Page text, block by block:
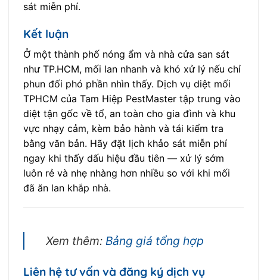
sát miễn phí.
Kết luận
Ở một thành phố nóng ẩm và nhà cửa san sát
như TP.HCM, mối lan nhanh và khó xử lý nếu chỉ
phun đối phó phần nhìn thấy. Dịch vụ diệt mối
TPHCM của Tam Hiệp PestMaster tập trung vào
diệt tận gốc về tổ, an toàn cho gia đình và khu
vực nhạy cảm, kèm bảo hành và tái kiểm tra
bằng văn bản. Hãy đặt lịch khảo sát miễn phí
ngay khi thấy dấu hiệu đầu tiên — xử lý sớm
luôn rẻ và nhẹ nhàng hơn nhiều so với khi mối
đã ăn lan khắp nhà.
Xem thêm: Bảng giá tổng hợp
Liên hệ tư vấn và đăng ký dịch vụ